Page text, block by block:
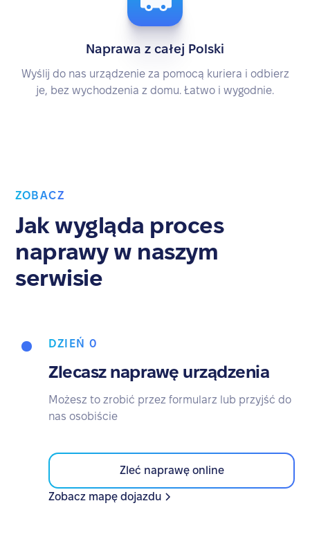
Naprawa z całej Polski
Wyślij do nas urządzenie za pomocą kuriera i odbierz
je, bez wychodzenia z domu. Łatwo i wygodnie.
ZOBACZ
Jak wygląda proces
naprawy w naszym
serwisie
DZIEŃ 0
Zlecasz naprawę urządzenia
Możesz to zrobić przez formularz lub przyjść do
nas osobiście
Zleć naprawę online
Zobacz mapę dojazdu